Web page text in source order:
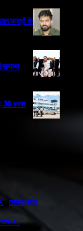
छात्रों के
30 हजार
DEFENCE